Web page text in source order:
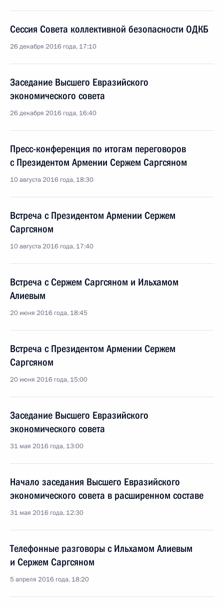
Сессия Совета коллективной безопасности ОДКБ
26 декабря 2016 года, 17:10
Заседание Высшего Евразийского
экономического совета
26 декабря 2016 года, 16:40
Пресс-конференция по итогам переговоров
с Президентом Армении Сержем Саргсяном
10 августа 2016 года, 18:30
Встреча с Президентом Армении Сержем
Саргсяном
10 августа 2016 года, 17:40
Встреча с Сержем Саргсяном и Ильхамом
Алиевым
20 июня 2016 года, 18:45
Встреча с Президентом Армении Сержем
Саргсяном
20 июня 2016 года, 15:00
Заседание Высшего Евразийского
экономического совета
31 мая 2016 года, 13:00
Начало заседания Высшего Евразийского
экономического совета в расширенном составе
31 мая 2016 года, 12:30
Телефонные разговоры с Ильхамом Алиевым
и Сержем Саргсяном
5 апреля 2016 года, 18:20